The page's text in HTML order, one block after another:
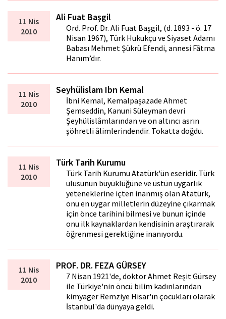
11 Nis
2010
Ali Fuat Başgil
Ord. Prof. Dr. Ali Fuat Başgil, (d. 1893 - ö. 17
Nisan 1967), Türk Hukukçu ve Siyaset Adamı
Babası Mehmet Şükrü Efendi, annesi Fâtma
Hanım’dır.
11 Nis
2010
Seyhülislam Ibn Kemal
İbni Kemal, Kemalpaşazade Ahmet
Şemseddin, Kanuni Süleyman devri
Şeyhülislâmlarından ve on altıncı asrın
şöhretli âlimlerindendir. Tokatta doğdu.
11 Nis
2010
Türk Tarih Kurumu
Türk Tarih Kurumu Atatürk'ün eseridir. Türk
ulusunun büyüklüğüne ve üstün uygarlık
yeteneklerine içten inanmış olan Atatürk,
onu en uygar milletlerin düzeyine çıkarmak
için önce tarihini bilmesi ve bunun içinde
onu ilk kaynaklardan kendisinin araştırarak
öğrenmesi gerektiğine inanıyordu.
11 Nis
2010
PROF. DR. FEZA GÜRSEY
7 Nisan 1921'de, doktor Ahmet Reşit Gürsey
ile Türkiye'nin öncü bilim kadınlarından
kimyager Remziye Hisar'ın çocukları olarak
İstanbul'da dünyaya geldi.